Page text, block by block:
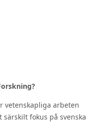
vetenskapliga arbeten
fokus på svenska